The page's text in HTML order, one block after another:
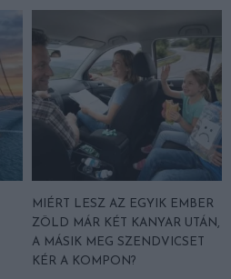
MIÉRT LESZ AZ EGYIK EMBER
ZÖLD MÁR KÉT KANYAR UTÁN,
A MÁSIK MEG SZENDVICSET
KÉR A KOMPON?